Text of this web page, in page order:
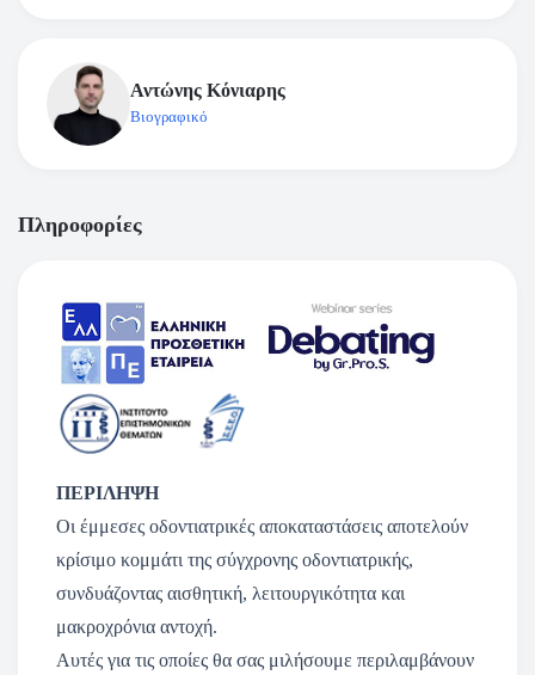
Αντώνης Κόνιαρης
Βιογραφικό
Πληροφορίες
ΠΕΡΙΛΗΨΗ
Οι έμμεσες οδοντιατρικές αποκαταστάσεις αποτελούν
κρίσιμο κομμάτι της σύγχρονης οδοντιατρικής,
συνδυάζοντας αισθητική, λειτουργικότητα και
μακροχρόνια αντοχή.
Αυτές για τις οποίες θα σας μιλήσουμε περιλαμβάνουν